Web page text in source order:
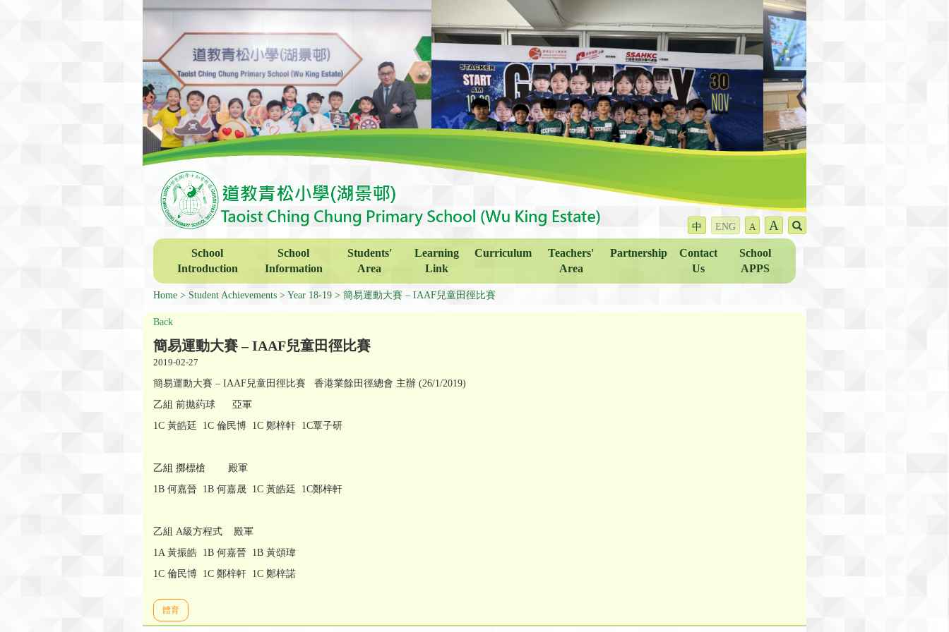
中 ENG A A
School
Introduction
School
Information
Students'
Area
Learning
Link
Curriculum
Teachers'
Area
Partnership
Contact
Us
School
APPS
Home Student Achievements Year 18-19 簡易運動大賽 – IAAF兒童田徑比賽
Back
簡易運動大賽 – IAAF兒童田徑比賽
2019-02-27
簡易運動大賽 – IAAF兒童田徑比賽 香港業餘田徑總會 主辦 (26/1/2019)
乙組 前拋葯球 亞軍
1C 黃皓廷 1C 倫民博 1C 鄭梓軒 1C覃子研
乙組 擲標槍 殿軍
1B 何嘉晉 1B 何嘉晟 1C 黃皓廷 1C鄭梓軒
乙組 A級方程式 殿軍
1A 黃振皓 1B 何嘉晉 1B 黃頌瑋
1C 倫民博 1C 鄭梓軒 1C 鄭梓諾
體育